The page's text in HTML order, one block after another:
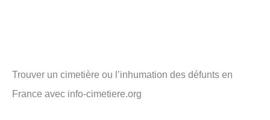
Trouver un cimetière ou l’inhumation des défunts en
France avec info-cimetiere.org